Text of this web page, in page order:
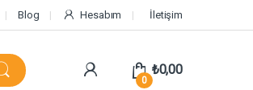
Blog Hesabım İletişim
0
₺0,00